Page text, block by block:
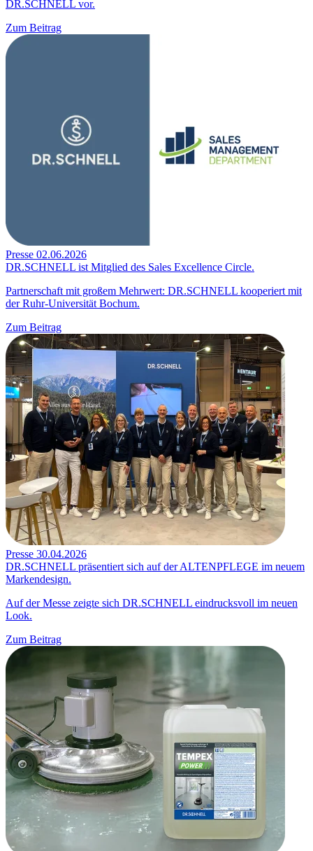
DR.SCHNELL vor.
Zum Beitrag
Presse 02.06.2026
DR.SCHNELL ist Mitglied des Sales Excellence Circle.
Partnerschaft mit großem Mehrwert: DR.SCHNELL kooperiert mit
der Ruhr-Universität Bochum.
Zum Beitrag
Presse 30.04.2026
DR.SCHNELL präsentiert sich auf der ALTENPFLEGE im neuem
Markendesign.
Auf der Messe zeigte sich DR.SCHNELL eindrucksvoll im neuen
Look.
Zum Beitrag